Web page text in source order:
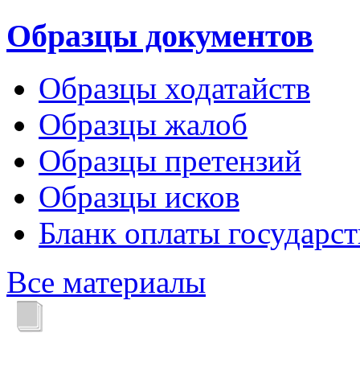
Образцы документов
Образцы ходатайств
Образцы жалоб
Образцы претензий
Образцы исков
Бланк оплаты
Все материалы